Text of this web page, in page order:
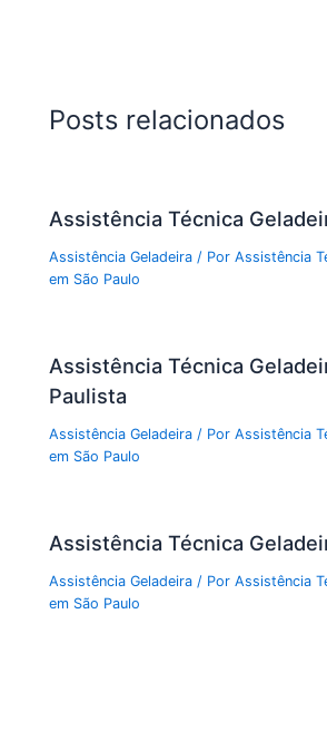
Posts relacionados
Assistência Técnica
Assistência Geladeira / PorAssistência
em São Paulo
Assistência Técnica
Paulista
Assistência Geladeira / PorAssistência
em São Paulo
Assistência Técnica
Assistência Geladeira / PorAssistência
em São Paulo